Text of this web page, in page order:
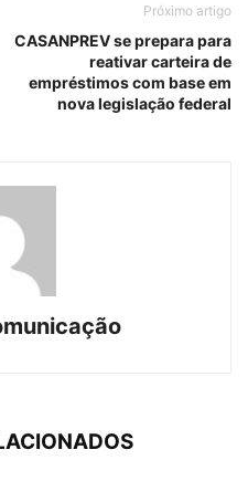
Próximo artigo
CASANPREV se prepara para
reativar carteira de
empréstimos com base em
nova legislação federal